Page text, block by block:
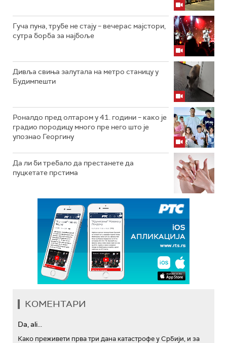
Гуча пуна, трубе не стају – вечерас мајстори,
сутра борба за најбоље
Дивља свиња залутала на метро станицу у
Будимпешти
Роналдо пред олтаром у 41. години – како је
градио породицу много пре него што је
упознао Георгину
Да ли би требало да престанете да
пуцкетате прстима
КОМЕНТАРИ
Da, ali...
Како преживети прва три дана катастрофе у Србији, и за